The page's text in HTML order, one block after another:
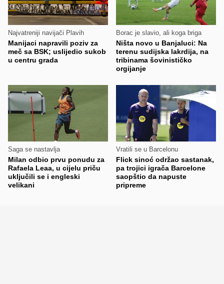
Najvatreniji navijači Plavih
Manijaci napravili poziv za
meč sa BSK; uslijedio sukob
u centru grada
Borac je slavio, ali koga briga
Ništa novo u Banjaluci: Na
terenu sudijska lakrdija, na
tribinama šovinističko
orgijanje
Saga se nastavlja
Milan odbio prvu ponudu za
Rafaela Leaa, u cijelu priču
uključili se i engleski
velikani
Vratili se u Barcelonu
Flick sinoć održao sastanak,
pa trojici igrača Barcelone
saopštio da napuste
pripreme